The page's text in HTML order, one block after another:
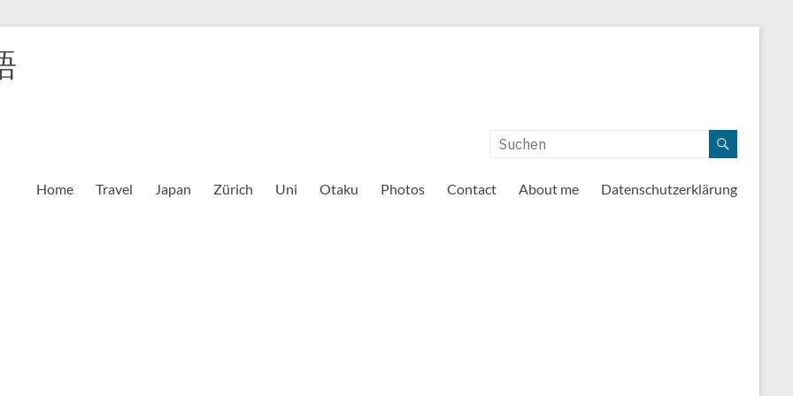
Home Travel Japan Zürich Uni Otaku Photos Contact About me Datenschutzerklärung